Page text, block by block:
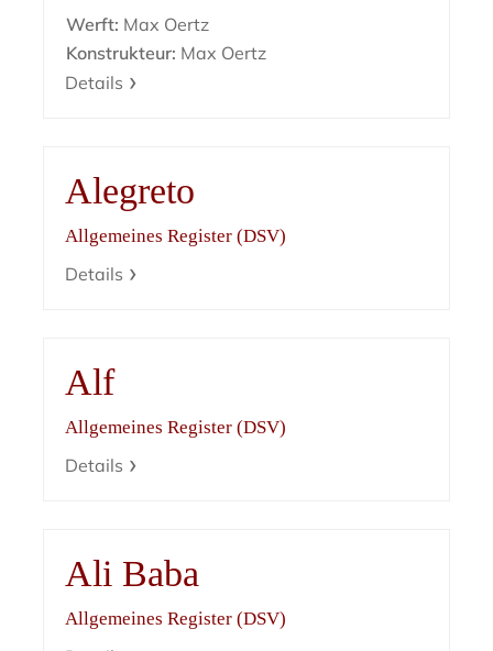
Werft: Max Oertz
Konstrukteur: Max Oertz
Details
Alegreto
Allgemeines Register (DSV)
Details
Alf
Allgemeines Register (DSV)
Details
Ali Baba
Allgemeines Register (DSV)